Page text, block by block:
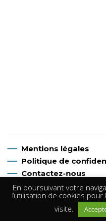
Mentions légales
Politique de
Contactez-nous
©P.L Argentan Canoë
En poursuivant votre
l’utilisation de cookies
visite.